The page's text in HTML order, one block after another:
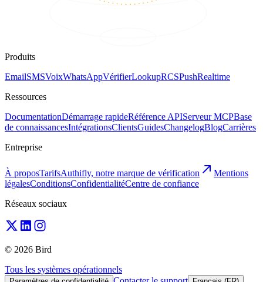
Produits
EmailSMSVoixWhatsAppVérifierLookupRCSPushRealtime
Ressources
DocumentationDémarrage rapideRéférence APIServeur MCPBase
de connaissancesIntégrationsClientsGuidesChangelogBlogCarrières
Entreprise
À proposTarifsAuthifly, notre marque de vérification
Mentions
légalesConditionsConfidentialitéCentre de confiance
Réseaux sociaux
© 2026 Bird
Tous les systèmes opérationnels